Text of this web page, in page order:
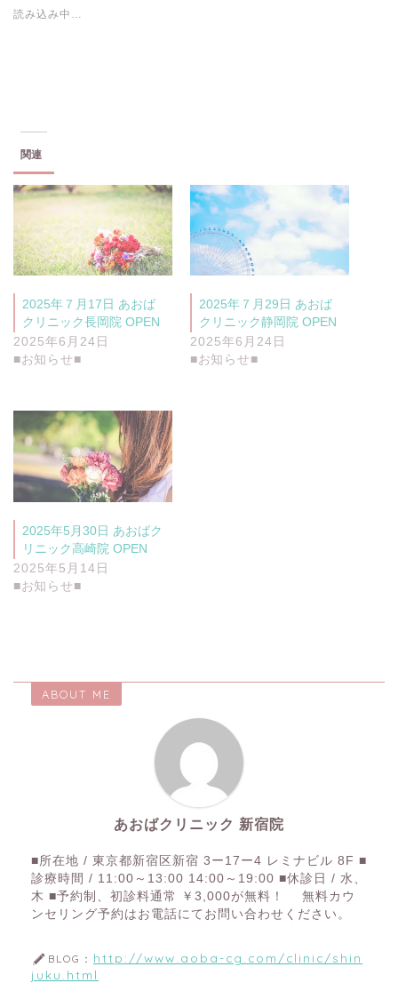
w
新
い
ィ
ン
ド
で
開
き
ま
す
k
だ
さ
(
新
し
い
ウ
ド
ウ
で
開
き
ま
読み込み中…
関連
2025年７月17日 あおば
クリニック長岡院 OPEN
2025年6月24日
■お知らせ■
2025年７月29日 あおば
クリニック静岡院 OPEN
2025年6月24日
■お知らせ■
2025年5月30日 あおばク
リニック高崎院 OPEN
2025年5月14日
■お知らせ■
ABOUT ME
あおばクリニック 新宿院
■所在地 / 東京都新宿区新宿 3ー17ー4 レミナビル 8F ■
診療時間 / 11:00～13:00 14:00～19:00 ■休診日 / 水、
木 ■予約制、初診料通常 ￥3,000が無料！ 無料カウ
ンセリング予約はお電話にてお問い合わせください。
BLOG： http://www.aoba-cg.com/clinic/shin
juku.html